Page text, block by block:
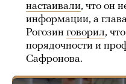
настаивали, что он
информации, а
Рогозин говорил,
порядочности и
Сафронова.